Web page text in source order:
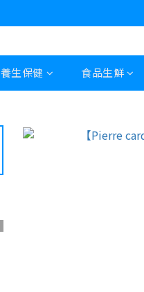
養生保健 食品生鮮